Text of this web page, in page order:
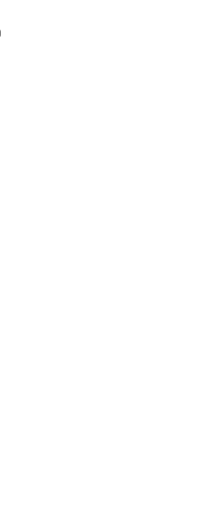
nahezu
in den
vergessen und krönt
ab.
Letojanni Beach
hautnah.
in den ersten
auf einer
auf. Mit einem
Theater und einem
Ätna punktet die Stadt
ist ein Muss und ein